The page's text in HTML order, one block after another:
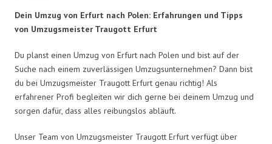
Dein Umzug von Erfurt nach Polen: Erfahrungen und Tipps
von Umzugsmeister Traugott Erfurt
Du planst einen Umzug von Erfurt nach Polen und bist auf der
Suche nach einem zuverlässigen Umzugsunternehmen? Dann bist
du bei Umzugsmeister Traugott Erfurt genau richtig! Als
erfahrener Profi begleiten wir dich gerne bei deinem Umzug und
sorgen dafür, dass alles reibungslos abläuft.
Unser Team von Umzugsmeister Traugott Erfurt verfügt über